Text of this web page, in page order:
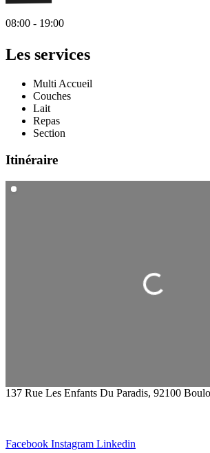
08:00 - 19:00
Les services
Multi Accueil
Couches
Lait
Repas
Section
Itinéraire
Chargement...
137 Rue Les Enfants Du Paradis, 92100
Facebook Instagram Linkedin